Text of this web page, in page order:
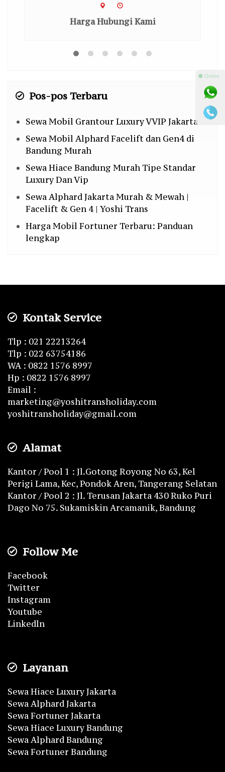
Harga Hubungi Kami
Pos-pos Terbaru
Sewa Mobil Grantour Luxury VVIP Jakarta
Sewa Mobil Alphard Facelift dan Gen4 di
Bandung Murah
Sewa Hiace Bandung Murah Tipe Standar
Luxury Dan Vip
Sewa Alphard Jakarta Murah & Mewah |
Facelift & Gen 4 | Yoshi Trans
Harga Mobil Fortuner Terbaru: Panduan
lengkap
Kontak Service
Tlp : 021 22213264
Tlp : 022 63754186
WA : 0822 1576 8997
Hp : 0822 1576 8997
Email :
marketing@yoshitransholiday.com
yoshitransholiday@gmail.com
Alamat
Kantor / Pool 1 : Jl.Gotong Royong No 63, Kel
Perigi Lama, Kec, Pondok Aren, Tangerang Selatan
Kantor / Pool 2 : Jl. Terusan Jakarta 430 Ruko Puri
Dago No 75. Sukamiskin Arcamanik, Bandung
Follow Me
Facebook
Twitter
Instagram
Youtube
Linkedln
Layanan
Sewa Hiace Luxury Jakarta
Sewa Alphard Jakarta
Sewa Fortuner Jakarta
Sewa Hiace Luxury Bandung
Sewa Alphard Bandung
Sewa Fortuner Bandung
⚫ Online